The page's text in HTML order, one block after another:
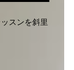
スンを斜里